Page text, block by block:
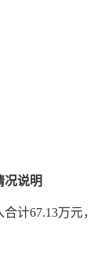
况说明
合计67.13万元